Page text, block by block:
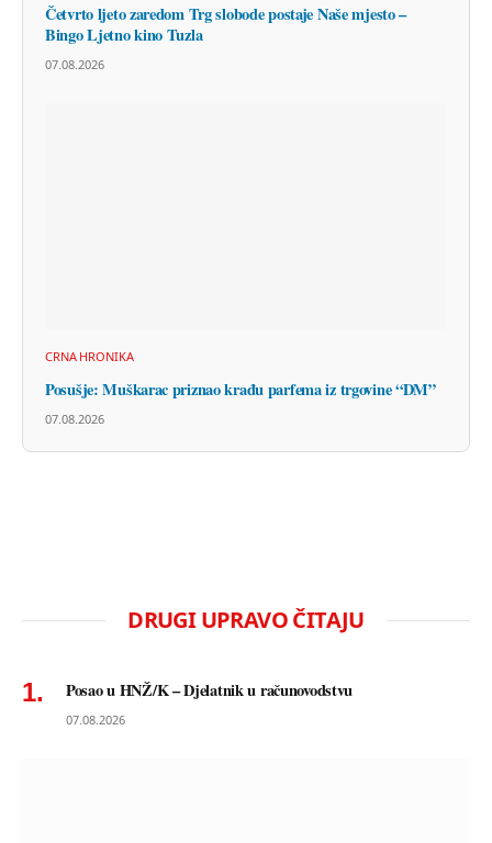
Četvrto ljeto zaredom Trg slobode postaje Naše mjesto –
Bingo Ljetno kino Tuzla
07.08.2026
CRNA HRONIKA
Posušje: Muškarac priznao krađu parfema iz trgovine “DM”
07.08.2026
DRUGI UPRAVO ČITAJU
Posao u HNŽ/K – Djelatnik u računovodstvu
07.08.2026